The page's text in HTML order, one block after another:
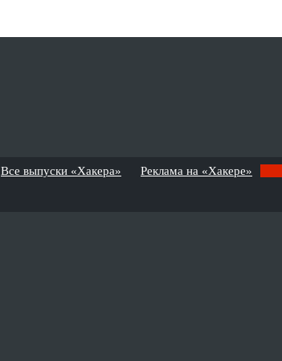
Все выпуски «Хакера» Реклама на «Хакере»